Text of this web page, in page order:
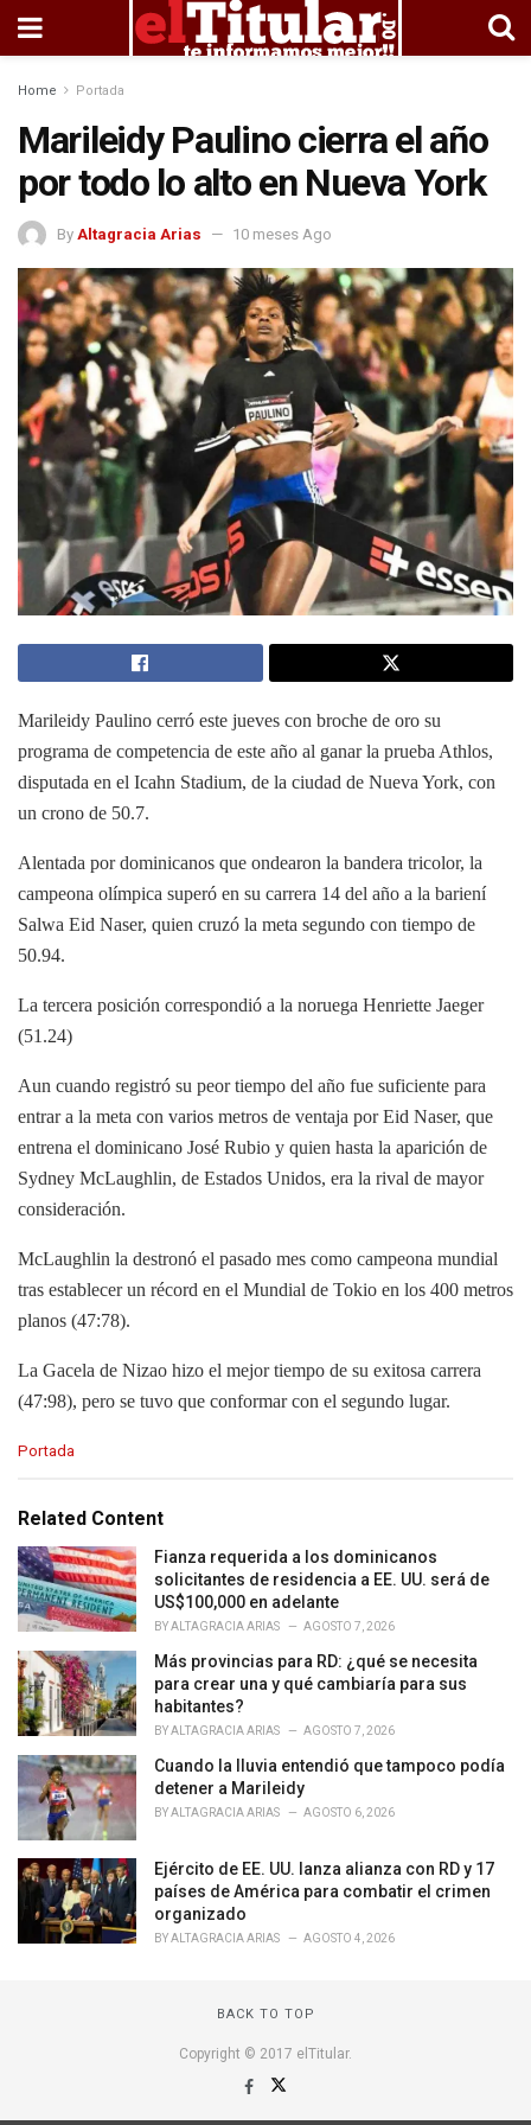
Home Portada
Marileidy Paulino cierra el año
por todo lo alto en Nueva York
By Altagracia Arias 10 meses Ago
Marileidy Paulino cerró este jueves con broche de oro su
programa de competencia de este año al ganar la prueba Athlos,
disputada en el Icahn Stadium, de la ciudad de Nueva York, con
un crono de 50.7.
Alentada por dominicanos que ondearon la bandera tricolor, la
campeona olímpica superó en su carrera 14 del año a la bariení
Salwa Eid Naser, quien cruzó la meta segundo con tiempo de
50.94.
La tercera posición correspondió a la noruega Henriette Jaeger
(51.24)
Aun cuando registró su peor tiempo del año fue suficiente para
entrar a la meta con varios metros de ventaja por Eid Naser, que
entrena el dominicano José Rubio y quien hasta la aparición de
Sydney McLaughlin, de Estados Unidos, era la rival de mayor
consideración.
McLaughlin la destronó el pasado mes como campeona mundial
tras establecer un récord en el Mundial de Tokio en los 400 metros
planos (47:78).
La Gacela de Nizao hizo el mejor tiempo de su exitosa carrera
(47:98), pero se tuvo que conformar con el segundo lugar.
C
e
o
r
i
e
:
Portada
Related Content
Fianza requerida a los dominicanos
solicitantes de residencia a EE. UU. será de
US$100,000 en adelante
BYALTAGRACIA ARIAS AGOSTO 7, 2026
Más provincias para RD: ¿qué se necesita
para crear una y qué cambiaría para sus
habitantes?
BYALTAGRACIA ARIAS AGOSTO 7, 2026
Cuando la lluvia entendió que tampoco podía
detener a Marileidy
BYALTAGRACIA ARIAS AGOSTO 6, 2026
Ejército de EE. UU. lanza alianza con RD y 17
países de América para combatir el crimen
organizado
BYALTAGRACIA ARIAS AGOSTO 4, 2026
BACK TO TOP
Copyright © 2017 elTitular.